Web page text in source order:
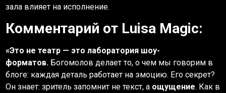
зала влияет на исполнение.
Комментарий от Luisa Magic:
«Это не театр — это лаборатория шоу-
форматов. Богомолов делает то, о чем мы говорим в
блоге: каждая деталь работает на эмоцию. Его секрет?
Он знает: зритель запомнит не текст, а ощущение. Как в